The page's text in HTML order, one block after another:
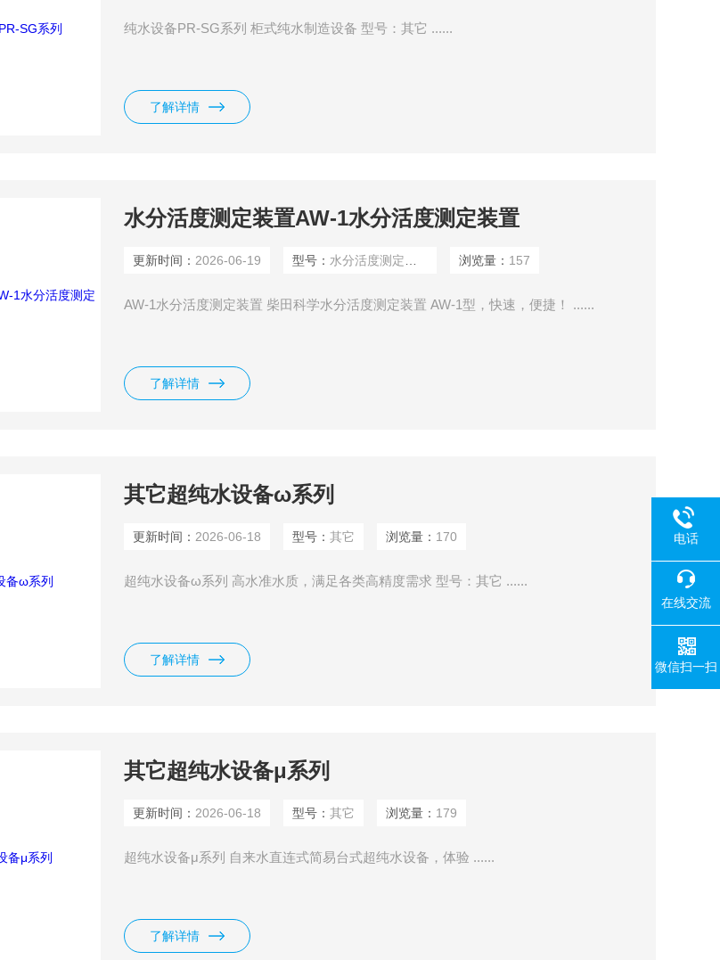
纯水设备PR-SG系列 柜式纯水制造设备 型号：其它 ......
了解详情
水分活度测定装置AW-1水分活度测定装置
更新时间： 2026-06-19 型号： 水分活度测定装置 浏览量： 157
AW-1水分活度测定装置 柴田科学水分活度测定装置 AW-1型，快速，便捷！ ......
了解详情
其它超纯水设备ω系列
更新时间： 2026-06-18 型号：其它 浏览量： 170
超纯水设备ω系列 高水准水质，满足各类高精度需求 型号：其它 ......
了解详情
其它超纯水设备μ系列
更新时间： 2026-06-18 型号：其它 浏览量： 179
超纯水设备μ系列 自来水直连式简易台式超纯水设备，体验 ......
了解详情
电话
在线交流
微信扫一扫